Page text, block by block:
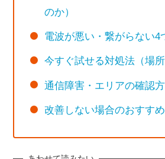
のか）
電波が悪い・繋がらない4
今すぐ試せる対処法（場所
通信障害・エリアの確認
改善しない場合のおすす